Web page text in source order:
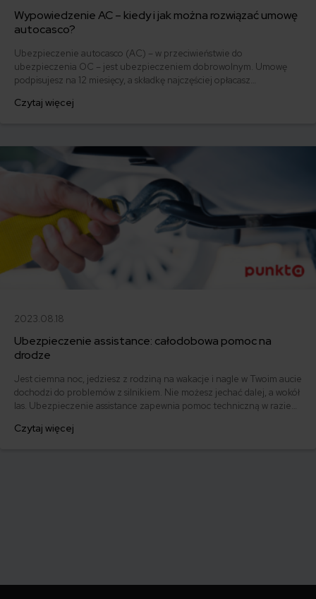
Wypowiedzenie AC – kiedy i jak można rozwiązać umowę
autocasco?
Ubezpieczenie autocasco (AC) – w przeciwieństwie do
ubezpieczenia OC – jest ubezpieczeniem dobrowolnym. Umowę
podpisujesz na 12 miesięcy, a składkę najczęściej opłacasz
ofertę lub zdecydowałeś się sprzedać samochód w trakcie trwania
Czytaj więcej
2023.08.18
Ubezpieczenie assistance: całodobowa pomoc na
drodze
Jest ciemna noc, jedziesz z rodziną na wakacje i nagle w Twoim aucie
dochodzi do problemów z silnikiem. Nie możesz jechać dalej, a wokół
las. Ubezpieczenie assistance zapewnia pomoc techniczną w razie
samochód, assistance może Ci bardzo ułatwić życie.
Czytaj więcej